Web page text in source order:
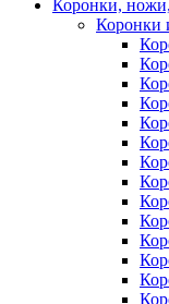
Коронки,
Коронки